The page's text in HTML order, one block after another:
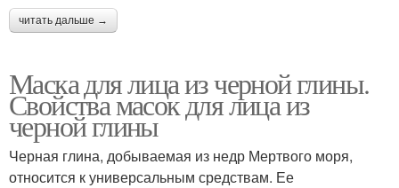
читать дальше →
Маска для лица из черной глины.
Свойства масок для лица из
черной глины
Черная глина, добываемая из недр Мертвого моря,
относится к универсальным средствам. Ее